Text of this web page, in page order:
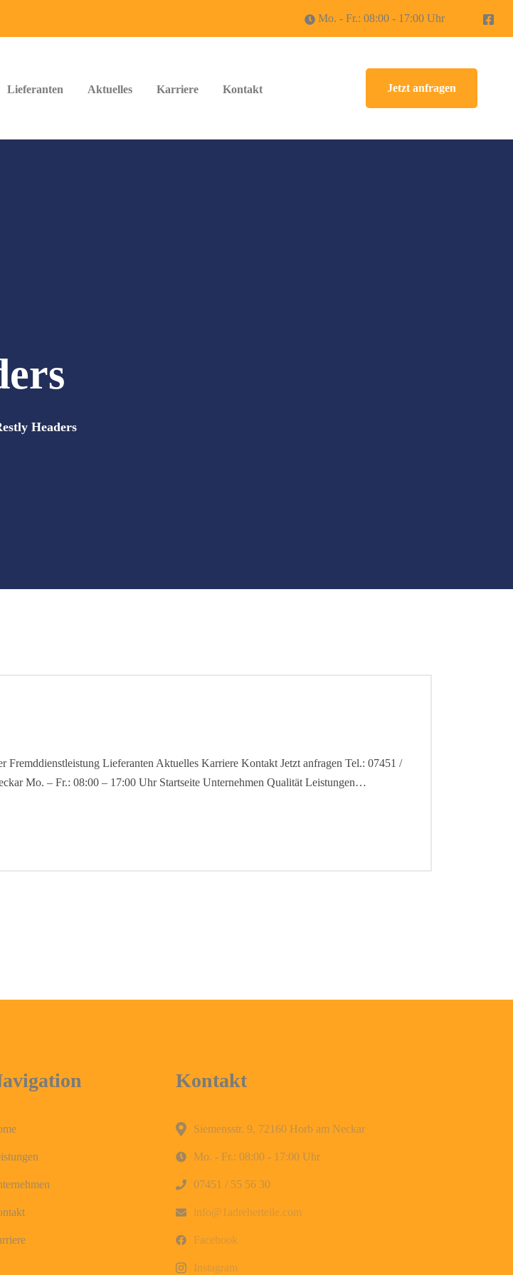
Mo. - Fr.: 08:00 - 17:00 Uhr
Lieferanten Aktuelles Karriere Kontakt Jetzt anfragen
Headers
Fremddienstleistung Lieferanten Aktuelles Karriere Kontakt Jetzt anfragen Tel.: 07451 /
Mo. – Fr.: 08:00 – 17:00 Uhr Startseite Unternehmen Qualität Leistungen…
Kontakt
Siemensstr. 9, 72160 Horb am Neckar
Mo. - Fr.: 08:00 - 17:00 Uhr
07451 / 55 56 30
info@1adreherteile.com
Facebook
Instagram